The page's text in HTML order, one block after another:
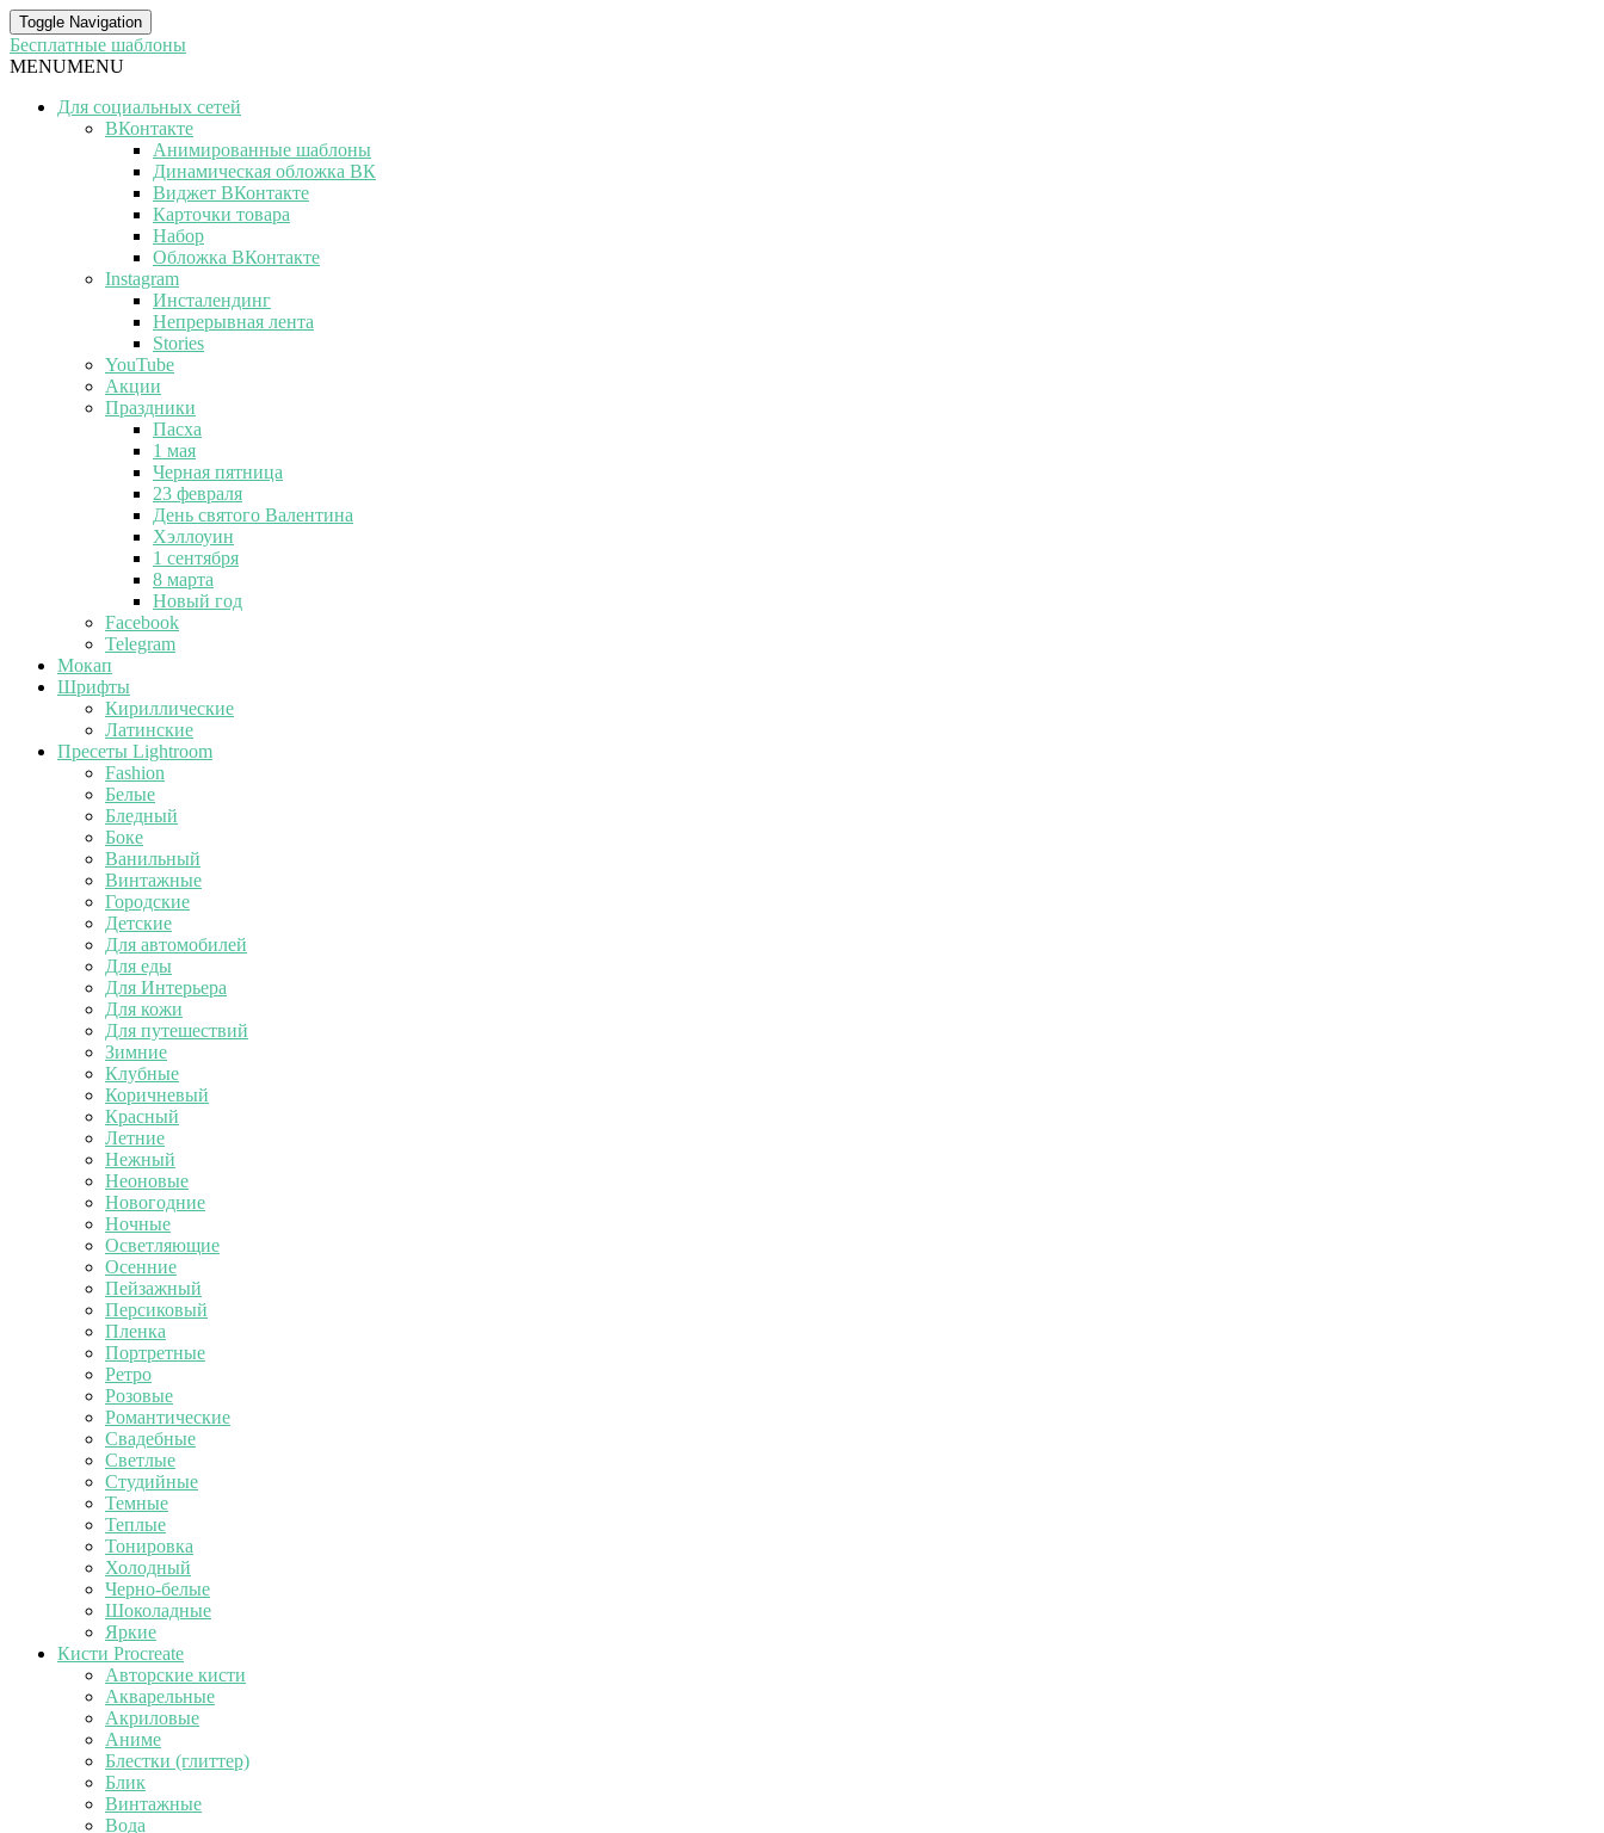
Toggle Navigation
Бесплатные шаблоны
MENUMENU
Для социальных сетей
ВКонтакте
Анимированные шаблоны
Динамическая обложка ВК
Виджет ВКонтакте
Карточки товара
Набор
Обложка ВКонтакте
Instagram
Инсталендинг
Непрерывная лента
Stories
YouTube
Акции
Праздники
Пасха
1 мая
Черная пятница
23 февраля
День святого Валентина
Хэллоуин
1 сентября
8 марта
Новый год
Facebook
Telegram
Мокап
Шрифты
Кириллические
Латинские
Пресеты Lightroom
Fashion
Белые
Бледный
Боке
Ванильный
Винтажные
Городские
Детские
Для автомобилей
Для еды
Для Интерьера
Для кожи
Для путешествий
Зимние
Клубные
Коричневый
Красный
Летние
Нежный
Неоновые
Новогодние
Ночные
Осветляющие
Осенние
Пейзажный
Персиковый
Пленка
Портретные
Ретро
Розовые
Романтические
Свадебные
Светлые
Студийные
Темные
Теплые
Тонировка
Холодный
Черно-белые
Шоколадные
Яркие
Кисти Procreate
Авторские кисти
Акварельные
Акриловые
Аниме
Блестки (глиттер)
Блик
Винтажные
Вода